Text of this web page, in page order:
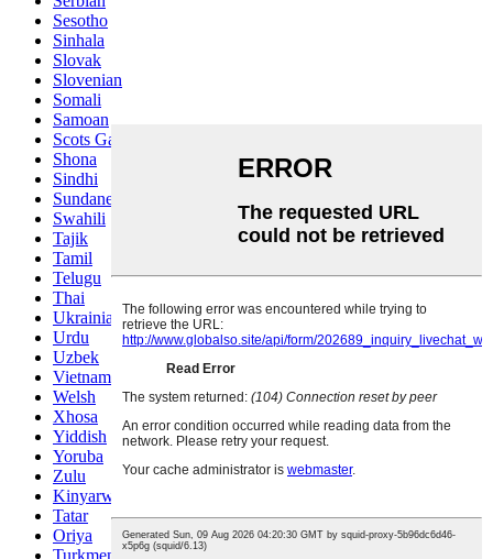
Sesotho
Sinhala
Slovak
Slovenian
Somali
Samoan
Scots Gaelic
Shona
Sindhi
Sundanese
Swahili
Tajik
Tamil
Telugu
Thai
Ukrainian
Urdu
Uzbek
Vietnamese
Welsh
Xhosa
Yiddish
Yoruba
Zulu
Kinyarwanda
Tatar
Oriya
Turkmen